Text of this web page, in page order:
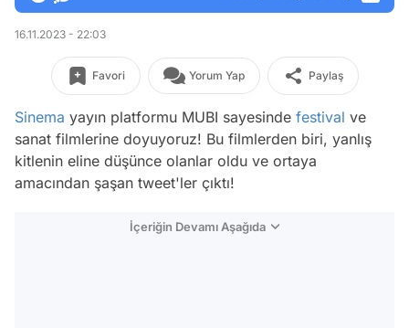
16.11.2023 - 22:03
Favori Yorum Yap Paylaş
Sinema yayın platformu MUBI sayesinde festival ve
sanat filmlerine doyuyoruz! Bu filmlerden biri, yanlış
kitlenin eline düşünce olanlar oldu ve ortaya
amacından şaşan tweet'ler çıktı!
İçeriğin Devamı Aşağıda